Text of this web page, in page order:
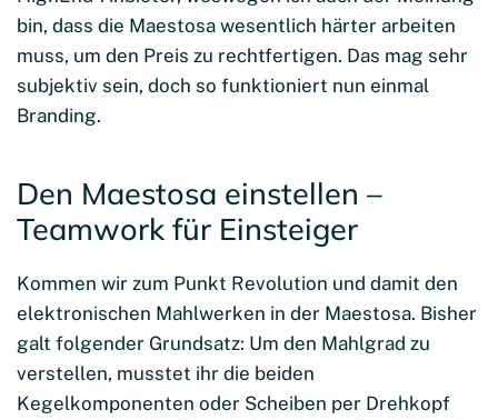
bin, dass die Maestosa wesentlich härter arbeiten
muss, um den Preis zu rechtfertigen. Das mag sehr
subjektiv sein, doch so funktioniert nun einmal
Branding.
Den Maestosa einstellen –
Teamwork für Einsteiger
Kommen wir zum Punkt Revolution und damit den
elektronischen Mahlwerken in der Maestosa. Bisher
galt folgender Grundsatz: Um den Mahlgrad zu
verstellen, musstet ihr die beiden
Kegelkomponenten oder Scheiben per Drehkopf